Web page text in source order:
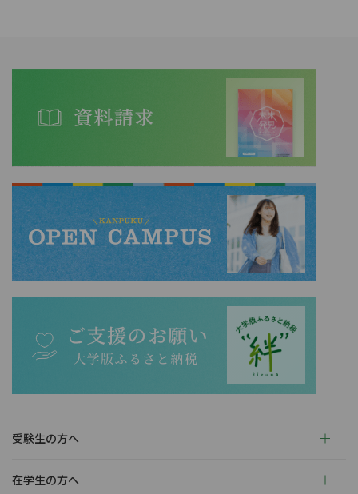
受験生の方へ
在学生の方へ